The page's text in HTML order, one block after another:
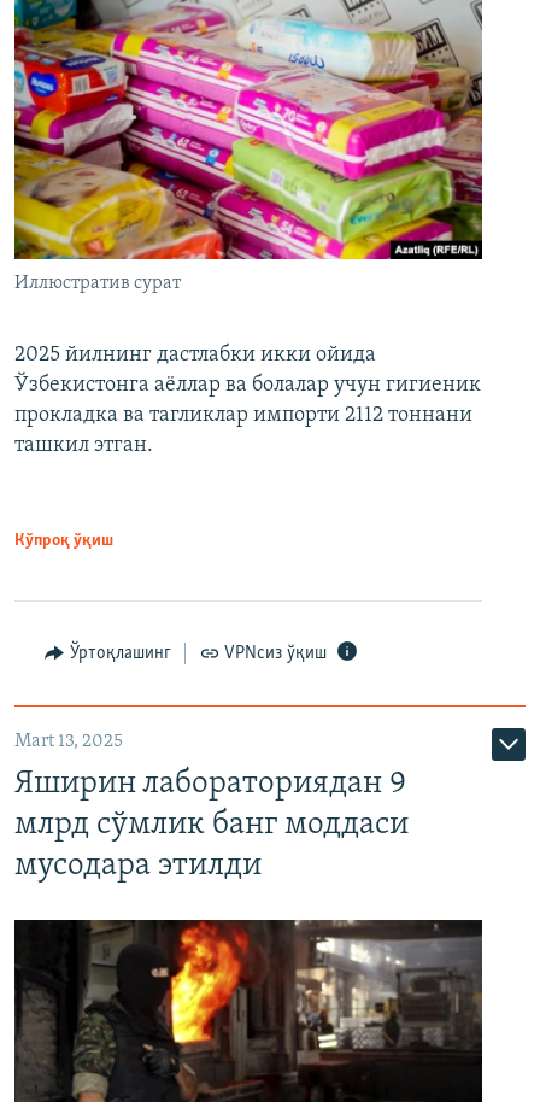
Иллюстратив сурат
2025 йилнинг дастлабки икки ойида
Ўзбекистонга аёллар ва болалар учун гигиеник
прокладка ва тагликлар импорти 2112 тоннани
ташкил этган.
Кўпроқ ўқиш
Ўртоқлашинг VPNсиз ўқиш
Mart 13, 2025
Яширин лабораториядан 9
млрд сўмлик банг моддаси
мусодара этилди